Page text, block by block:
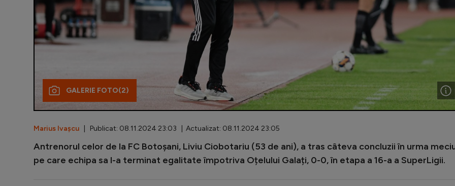
GALERIE FOTO(2)
Marius Ivașcu | Publicat: 08.11.2024 23:03 | Actualizat: 08.11.2024 23:05
Antrenorul celor de la FC Botoșani, Liviu Ciobotariu (53 de ani), a tras câteva concluzii în urma
pe care echipa sa l-a terminat egalitate împotriva Oțelului Galați, 0-0, în etapa a 16-a a SuperLigii.